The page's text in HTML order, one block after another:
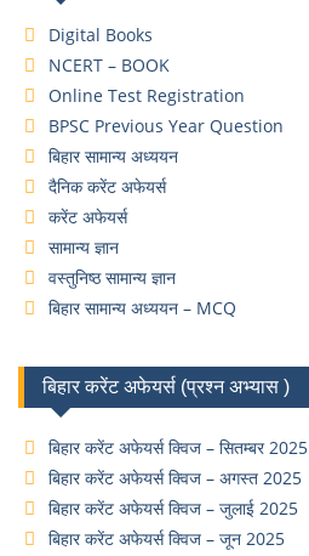
Digital Books
NCERT – BOOK
Online Test Registration
BPSC Previous Year Question
बिहार सामान्य अध्ययन
दैनिक करेंट अफेयर्स
करेंट अफेयर्स
सामान्य ज्ञान
वस्तुनिष्ठ सामान्य ज्ञान
बिहार सामान्य अध्ययन – MCQ
बिहार करेंट अफेयर्स (प्रश्न अभ्यास )
बिहार करेंट अफेयर्स क्विज – सितम्बर 2025
बिहार करेंट अफेयर्स क्विज – अगस्त 2025
बिहार करेंट अफेयर्स क्विज – जुलाई 2025
बिहार करेंट अफेयर्स क्विज – जून 2025